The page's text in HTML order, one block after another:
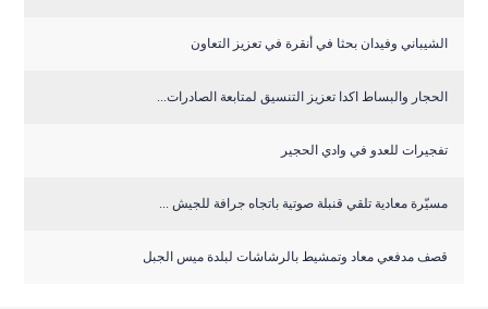
الشيباني وفيدان بحثا في أنقرة في تعزيز التعاون
الحجار والبساط اكدا تعزيز التنسيق لمتابعة الصادرات...
تفجيرات للعدو في وادي الحجير
مسيّرة معادية تلقي قنبلة صوتية باتجاه جرافة للجيش ...
قصف مدفعي معاد وتمشيط بالرشاشات لبلدة ميس الجبل